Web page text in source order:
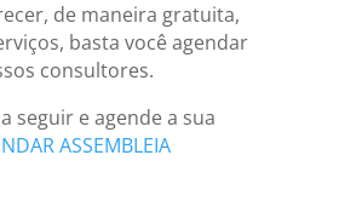
de maneira gratuita,
basta você agendar
consultores.
seguir e agende a sua
ASSEMBLEIA